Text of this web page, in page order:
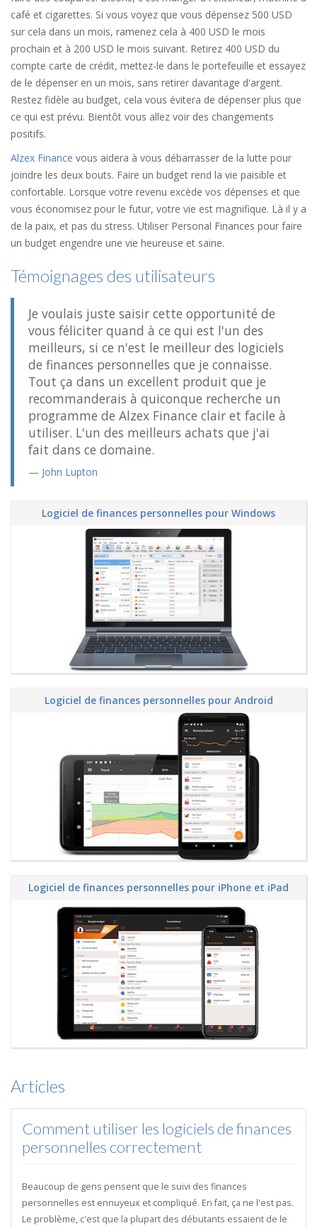
café et cigarettes. Si vous voyez que vous dépensez 500 USD
sur cela dans un mois, ramenez cela à 400 USD le mois
prochain et à 200 USD le mois suivant. Retirez 400 USD du
compte carte de crédit, mettez-le dans le portefeuille et essayez
de le dépenser en un mois, sans retirer davantage d'argent.
Restez fidèle au budget, cela vous évitera de dépenser plus que
ce qui est prévu. Bientôt vous allez voir des changements
positifs.
Alzex Finance vous aidera à vous débarrasser de la lutte pour
joindre les deux bouts. Faire un budget rend la vie paisible et
confortable. Lorsque votre revenu excède vos dépenses et que
vous économisez pour le futur, votre vie est magnifique. Là il y a
de la paix, et pas du stress. Utiliser Personal Finances pour faire
un budget engendre une vie heureuse et saine.
Témoignages des utilisateurs
Je voulais juste saisir cette opportunité de
vous féliciter quand à ce qui est l'un des
meilleurs, si ce n'est le meilleur des logiciels
de finances personnelles que je connaisse.
Tout ça dans un excellent produit que je
recommanderais à quiconque recherche un
programme de Alzex Finance clair et facile à
utiliser. L'un des meilleurs achats que j'ai
fait dans ce domaine.
John Lupton
Logiciel de finances personnelles pour Windows
Logiciel de finances personnelles pour Android
Logiciel de finances personnelles pour iPhone et iPad
Articles
Comment utiliser les logiciels de finances
personnelles correctement
Beaucoup de gens pensent que le suivi des finances
personnelles est ennuyeux et compliqué. En fait, ça ne l'est pas.
Le problème, c'est que la plupart des débutants essaient de le